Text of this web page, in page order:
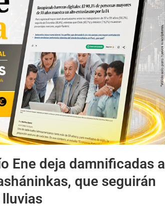
Ene deja damnificadas a
que seguirán